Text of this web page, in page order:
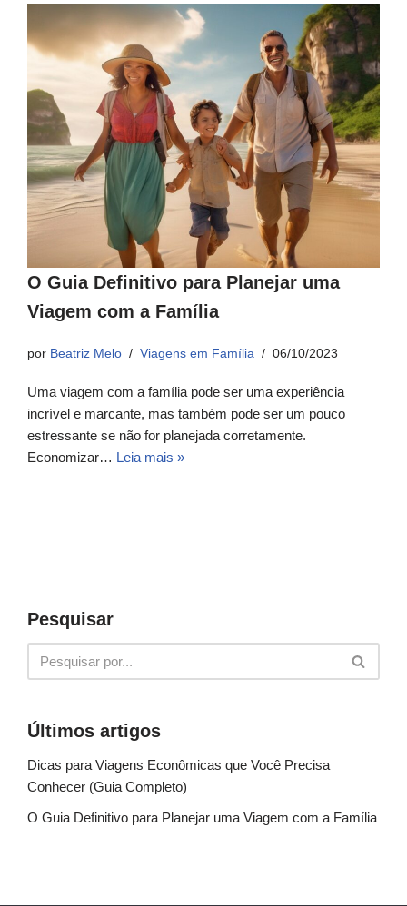
O Guia Definitivo para Planejar uma
Viagem com a Família
por Beatriz Melo Viagens em Família 06/10/2023
Uma viagem com a família pode ser uma experiência
incrível e marcante, mas também pode ser um pouco
estressante se não for planejada corretamente.
Economizar… Leia mais »
Pesquisar
Últimos artigos
Dicas para Viagens Econômicas que Você Precisa
Conhecer (Guia Completo)
O Guia Definitivo para Planejar uma Viagem com a Família